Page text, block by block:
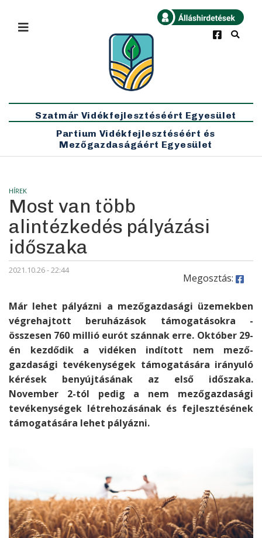
Legfrissebb
×
Szatmár Vidékfejlesztéséért Egyesület
Partium Vidékfejlesztéséért és
Mezőgazdaságáért Egyesület
HÍREK
Most van több
alintézkedés pályázási
időszaka
2021.10.26 - 22:44
Megosztás:
Már lehet pályázni a mező­gazdasági üzemekben
végre­hajtott beruhá­zások támo­gatásokra -
összesen 760 millió eurót szánnak erre. Október 29-
én kezdődik a vidéken indított nem mező­
gazdasági tevékeny­ségek támogatására irányuló
kérések benyújtá­sának az első időszaka.
November 2-tól pedig a nem mező­gazdasági
tevékeny­ségek létreho­zásának és fejlesz­tésének
támoga­tására lehet pályázni.